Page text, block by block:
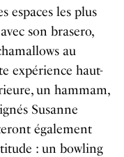
espaces les plus
avec son brasero,
au
expérience haut-
un hammam,
Susanne
également
: un bowling